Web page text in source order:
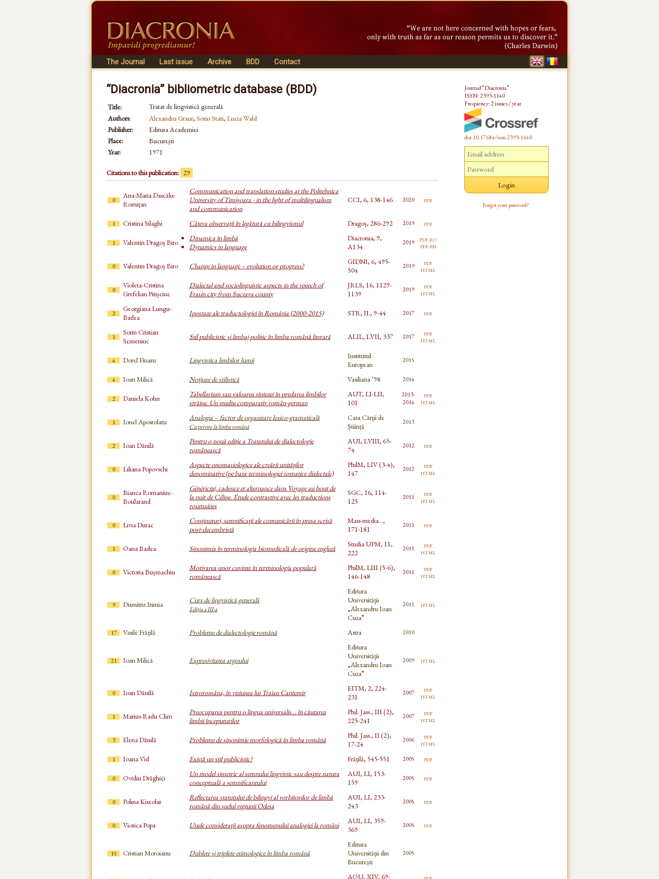
The Journal Last issue Archive BDD Contact
“Diacronia” bibliometric database (BDD)
Title:
Tratat de lingvistică generală
Authors:
Alexandru Graur, Sorin Stati, Lucia Wald
Publisher:
Editura Academiei
Place:
București
Year:
1971
Citations to this publication: 29
0
Ana-Maria Dascălu-
Romițan
Communication and translation studies at the Politehnica
University of Timișoara - in the light of multilingualism
and communication
CCI, 6, 138-146 2020 pdf
1 Cristina Silaghi Câteva observații în legătură cu bilingvismul Dragoș, 286-292 2019 pdf
1 Valentin Dragoș Biro
Dinamica în limbă
Dynamics in language
Diacronia, 9,
A134
2019 pdf.ro
pdf.en
0 Valentin Dragoș Biro Change in language – evolution or progress?
GIDNI, 6, 495-
504
2019 pdf
html
0
Violeta-Cristina
Grefelian Pitișciuc
Dialectal and sociolinguistic aspects in the speech of
Frasin city from Suceava county
JRLS, 16, 1129-
1139
2019 pdf
html
2
Georgiana Lungu-
Badea
Ipostaze ale traductologiei în România (2000-2015) STR, II., 9-44 2017 pdf
1
Sorin Cristian
Semeniuc
Stil publicistic şi limbaj politic în limba română literară ALIL, LVII, 337 2017 pdf
html
4 Dorel Fînaru Lingvistica limbilor lumii
Institutul
European
2015
4 Ioan Milică Noțiuni de stilistică Vasiliana ’98 2014
2 Daniela Kohn
Tabellarium sau valoarea sintezei în predarea limbilor
străine. Un studiu comparativ român-german
AUT, LI-LII,
101
2013-
2014
pdf
html
1 Ionel Apostolatu Analogia – factor de organizare lexico-gramaticală
Cu privire la limba română
Casa Cărții de
Știință
2013
2 Ioan Dănilă
Pentru o nouă ediţie a Tratatului de dialectologie
românească
AUI, LVIII, 65-
74
2012 pdf
0 Liliana Popovschi
Aspecte onomasiologice ale creării unităţilor
denominative (pe baza terminologiei somatice dialectale)
PhilM, LIV (3-4),
147
2012 pdf
html
0
Bianca Romaniuc-
Boularand
Généricité, cadence et alternance dans Voyage au bout de
la nuit de Céline. Étude contrastive avec les traductions
roumaines
SGC, 16, 114-
125
2011 pdf
html
0 Livia Durac
Conţinuturi, semnificaţii ale comunicării în presa scrisă
post-decembristă
Mass-media...,
171-181
2011 pdf
1 Oana Badea Sinonimia în terminologia biomedicală de origine engleză
Studia UPM, 11,
222
2011 pdf
html
0 Victoria Bușmachiu
Motivarea unor cuvinte în terminologia populară
românească
PhilM, LIII (5-6),
146-148
2011 pdf
html
9 Dumitru Irimia Curs de lingvistică generală
Ediția a III-a
Editura
Universităţii
„Alexandru Ioan
Cuza”
2011 html
17 Vasile Frățilă Probleme de dialectologie română Astra 2010
21 Ioan Milică Expresivitatea argoului
Editura
Universităţii
„Alexandru Ioan
Cuza”
2009 html
0 Ioan Dănilă Istroromâna, în viziunea lui Traian Cantemir
EITM, 2, 224-
231
2007 pdf
html
1 Marius-Radu Clim
Preocuparea pentru o lingua universalis… în căutarea
limbii începuturilor
Phil. Jass., III (2),
225-241
2007 pdf
html
3 Elena Dănilă Probleme de sinonimie morfologică în limba română
Phil. Jass., II (2),
17-24
2006 pdf
html
1 Ioana Vid Există un stil publicistic? Frățilă, 545-551 2005 pdf
0 Ovidiu Drăghici
Un model simetric al semnului lingvistic sau despre natura
conceptuală a semnificantului
AUI, LI, 153-
159
2005 pdf
0 Polina Kiseolar
Reflectarea statutului de bilingvi al vorbitorilor de limbă
română din sudul regiunii Odesa
AUI, LI, 233-
243
2005 pdf
0 Viorica Popa Unele consideraţii asupra fenomenului analogiei la români
AUI, LI, 359-
369
2005 pdf
15 Cristian Moroianu Dublete și triplete etimologice în limba română
Editura
Universității din
București
2005
AOU, XIV, 69-
Journal “Diacronia”
ISSN: 2393-1140
Frequency: 2 issues / year
doi:10.17684/issn.2393-1140
Forgot your password?